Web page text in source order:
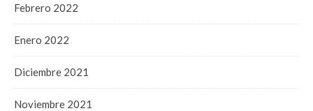
Febrero 2022
Enero 2022
Diciembre 2021
Noviembre 2021